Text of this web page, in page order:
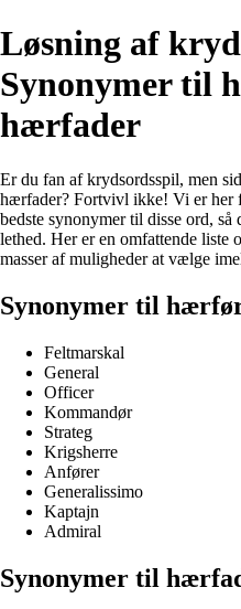
Løsning af
Synonymer til
hærfader
Er du fan af krydsordsspil, men
hærfader? Fortvivl ikke! Vi er her
bedste synonymer til disse ord,
lethed. Her er en omfattende liste
masser af muligheder at vælge
Synonymer til
Feltmarskal
General
Officer
Kommandør
Strateg
Krigsherre
Anfører
Generalissimo
Kaptajn
Admiral
Synonymer til